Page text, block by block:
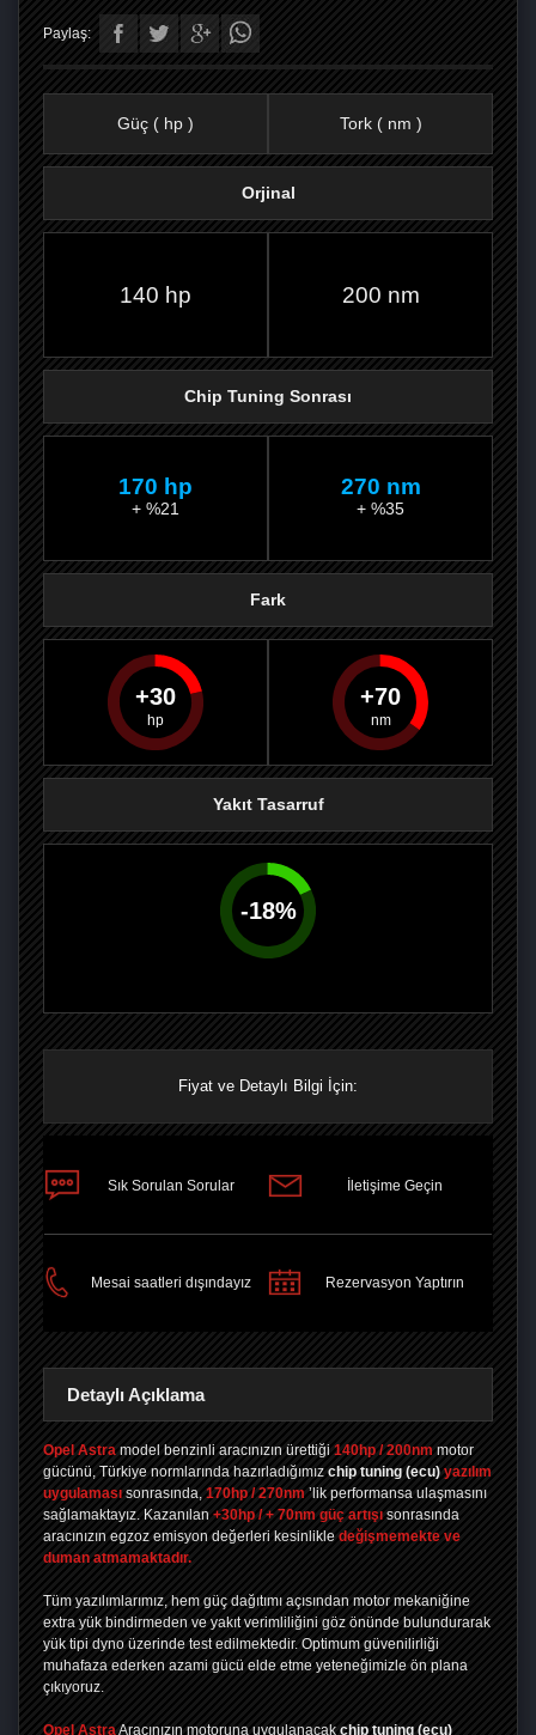
Paylaş:
PAYLAŞPAYLAŞPLUS'TA
Güç ( hp ) Tork ( nm )
Orjinal
140 hp 200 nm
Chip Tuning Sonrası
170 hp
+ %21
270 nm
+ %35
Fark
30 70
Yakıt Tasarruf
-18%
Fiyat ve Detaylı Bilgi İçin:
Sık Sorulan Sorular İletişime Geçin
Mesai saatleri dışındayız Rezervasyon Yaptırın
Detaylı Açıklama
Opel Astra model benzinli aracınızın ürettiği 140hp / 200nm motor
gücünü, Türkiye normlarında hazırladığımız chip tuning (ecu) yazılım
uygulaması sonrasında, 170hp / 270nm ’lik performansa ulaşmasını
sağlamaktayız. Kazanılan +30hp / + 70nm güç artışı sonrasında
aracınızın egzoz emisyon değerleri kesinlikle değişmemekte ve
duman atmamaktadır.
Tüm yazılımlarımız, hem güç dağıtımı açısından motor mekaniğine
extra yük bindirmeden ve yakıt verimliliğini göz önünde bulundurarak
yük tipi dyno üzerinde test edilmektedir. Optimum güvenilirliği
muhafaza ederken azami gücü elde etme yeteneğimizle ön plana
çıkıyoruz.
Opel AstraAracınızın motoruna uygulanacak chip tuning (ecu)